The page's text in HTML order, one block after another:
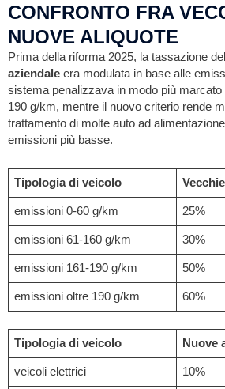
CONFRONTO FRA
NUOVE ALIQUOTE
Prima della riforma 2025, la tassazione del
aziendale era modulata in base alle
sistema penalizzava in modo più
190 g/km, mentre il nuovo criterio rende
trattamento di molte auto ad
emissioni più basse.
Tipologia di veicolo
emissioni 0-60 g/km 25%
emissioni 61-160 g/km 30%
emissioni 161-190 g/km 50%
emissioni oltre 190 g/km 60%
Tipologia di veicolo Nuove
veicoli elettrici 10%